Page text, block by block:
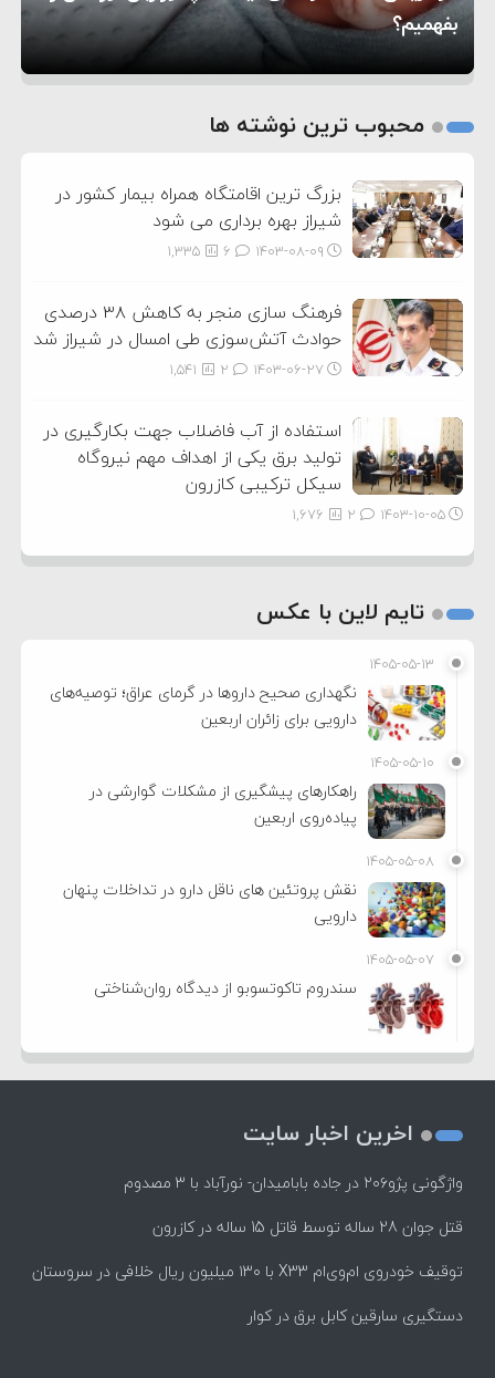
بفهمیم؟
تغذیه پدر می‌تواند بر سلامت نوزاد تأثیر بگذارد
روی دیگر زندگی
2
محبوب ترین نوشته ها
بزرگ ترین اقامتگاه همراه بیمار کشور در
شیراز بهره برداری می شود
۱۴۰۳-۰۸-۰۹ 1,335
فرهنگ سازی منجر به کاهش ۳۸ درصدی
حوادث آتش‌سوزی طی امسال در شیراز شد
۱۴۰۳-۰۶-۲۷ 1,541
استفاده از آب فاضلاب جهت بکارگیری در
تولید برق یکی از اهداف مهم نیروگاه
سیکل ترکیبی کازرون
۱۴۰۳-۱۰-۰۵ 1,676
تایم لاین با عکس
۱۴۰۵-۰۵-۱۳
نگهداری صحیح داروها در گرمای عراق؛ توصیه‌های
دارویی برای زائران اربعین
۱۴۰۵-۰۵-۱۰
راهکارهای پیشگیری از مشکلات گوارشی در
پیاده‌روی اربعین
۱۴۰۵-۰۵-۰۸
نقش پروتئین های ناقل دارو در تداخلات پنهان
دارویی
۱۴۰۵-۰۵-۰۷
سندروم تاکوتسوبو از دیدگاه روان‌شناختی
اخرین اخبار سایت
واژگونی پژو۲۰۶ در جاده بابامیدان- نورآباد با ۳ مصدوم
قتل جوان 28 ساله توسط قاتل 15 ساله در کازرون
توقیف خودروی ام‌وی‌ام X33 با ۱۳۰ میلیون ریال خلافی در سروستان
دستگیری سارقین کابل برق در کوار